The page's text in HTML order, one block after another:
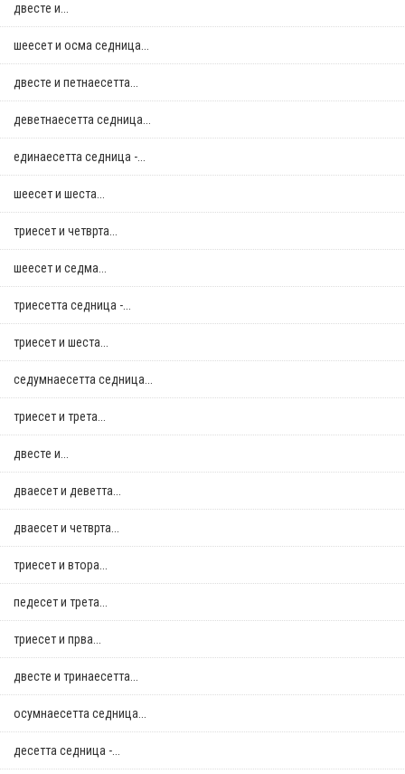
двестe и...
шеесет и осма седница...
двестe и петнаесетта...
деветнаесетта седница...
единаесетта седница -...
шеесет и шеста...
триесет и четврта...
шеесет и седма...
триесетта седница -...
триесет и шеста...
седумнаесетта седница...
триесет и трета...
двестe и...
дваесет и деветта...
дваесет и четврта...
триесет и втора...
педесет и трета...
триесет и прва...
двестe и тринаесетта...
осумнaесетта седница...
десетта седница -...